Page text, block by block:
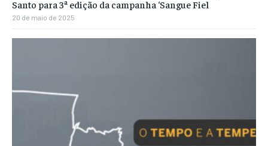
Santo para 3ª edição da campanha ‘Sangue Fiel
20 de maio de 2025